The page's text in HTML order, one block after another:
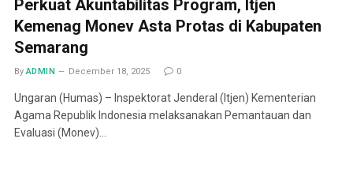
Perkuat Akuntabilitas Program, Itjen
Kemenag Monev Asta Protas di Kabupaten
Semarang
By ADMIN December 18, 2025 0
Ungaran (Humas) – Inspektorat Jenderal (Itjen) Kementerian
Agama Republik Indonesia melaksanakan Pemantauan dan
Evaluasi (Monev)…